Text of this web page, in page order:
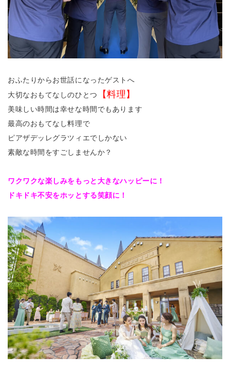
おふたりからお世話になったゲストへ
大切なおもてなしのひとつ
【料理】
美味しい時間は幸せな時間でもあります
最高のおもてなし料理で
ピアザデッレグラツィエでしかない
素敵な時間をすごしませんか？
ワクワクな楽しみをもっと大きなハッピーに！
ドキドキ不安をホッとする笑顔に！